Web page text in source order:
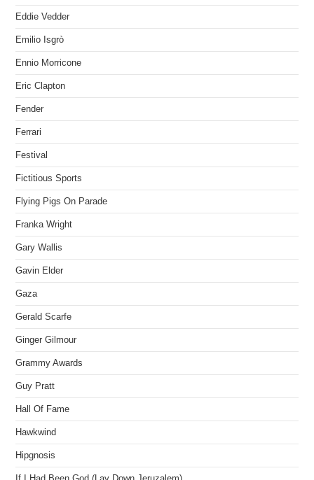
Eddie Vedder
Emilio Isgrò
Ennio Morricone
Eric Clapton
Fender
Ferrari
Festival
Fictitious Sports
Flying Pigs On Parade
Franka Wright
Gary Wallis
Gavin Elder
Gaza
Gerald Scarfe
Ginger Gilmour
Grammy Awards
Guy Pratt
Hall Of Fame
Hawkwind
Hipgnosis